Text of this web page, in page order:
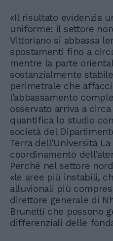
«Il risultato evidenzia
uniforme: il settore
Vittoriano si abbassa
spostamenti fino a
mentre la parte
sostanzialmente
perimetrale che
l’abbassamento
osservato arriva a
quantifica lo studio
società del
Terra dell’Università
coordinamento
Perché nel settore
«le aree più instabili,
alluvionali più
direttore generale di
Brunetti che possono
differenziali delle